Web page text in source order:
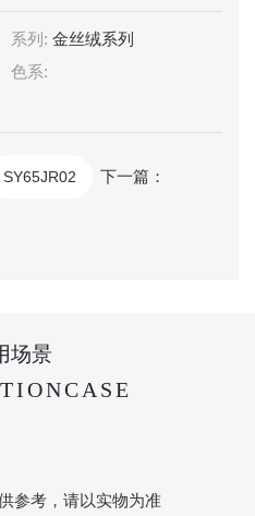
系列: 金丝绒系列
色系:
SY65JR02 下一篇：
场景
参考，请以实物为准